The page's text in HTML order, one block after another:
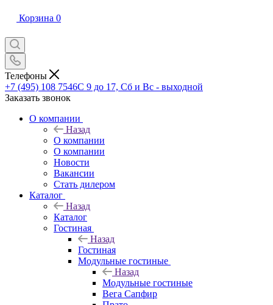
Корзина 0
Телефоны
+7 (495) 108 7546С 9 до 17, Сб и Вс - выходной
Заказать звонок
О компании
Назад
О компании
О компании
Новости
Вакансии
Стать дилером
Каталог
Назад
Каталог
Гостиная
Назад
Гостиная
Модульные гостиные
Назад
Модульные гостиные
Вега Сапфир